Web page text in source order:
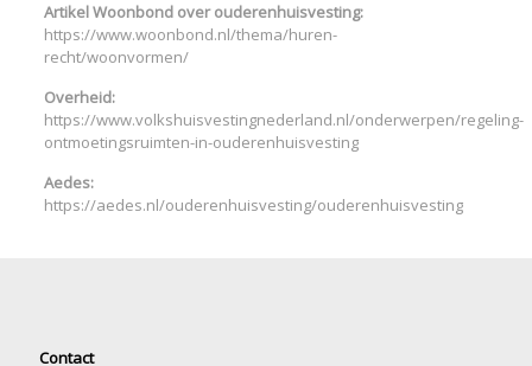
Artikel Woonbond over ouderenhuisvesting:
https://www.woonbond.nl/thema/huren-
recht/woonvormen/
Overheid:
https://www.volkshuisvestingnederland.nl/onderwerpen/regeling-
ontmoetingsruimten-in-ouderenhuisvesting
Aedes:
https://aedes.nl/ouderenhuisvesting/ouderenhuisvesting
Contact